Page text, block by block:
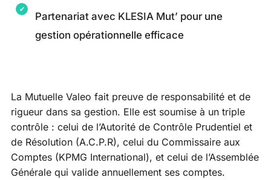
Partenariat avec KLESIA Mut’ pour une
gestion opérationnelle efficace
La Mutuelle Valeo fait preuve de responsabilité et de
rigueur dans sa gestion. Elle est soumise à un triple
contrôle : celui de l’Autorité de Contrôle Prudentiel et
de Résolution (A.C.P.R), celui du Commissaire aux
Comptes (KPMG International), et celui de l’Assemblée
Générale qui valide annuellement ses comptes.